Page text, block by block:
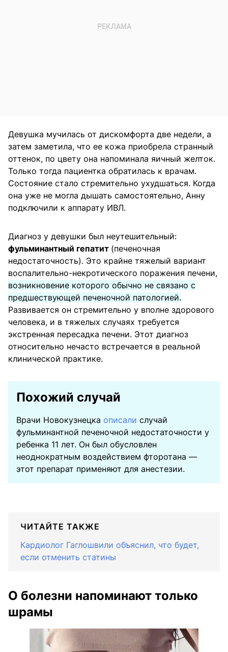
Девушка мучилась от дискомфорта две недели, а
затем заметила, что ее кожа приобрела странный
оттенок, по цвету она напоминала яичный желток.
Только тогда пациентка обратилась к врачам.
Состояние стало стремительно ухудшаться. Когда
она уже не могла дышать самостоятельно, Анну
подключили к аппарату ИВЛ.
Диагноз у девушки был неутешительный:
фульминантный гепатит (печеночная
недостаточность). Это крайне тяжелый вариант
воспалительно-некротического поражения печени,
возникновение которого обычно не связано с
предшествующей печеночной патологией.
Развивается он стремительно у вполне здорового
человека, и в тяжелых случаях требуется
экстренная пересадка печени. Этот диагноз
относительно нечасто встречается в реальной
клинической практике.
Похожий случай
Врачи Новокузнецка описали случай
фульминантной печеночной недостаточности у
ребенка 11 лет. Он был обусловлен
неоднократным воздействием фторотана —
этот препарат применяют для анестезии.
ЧИТАЙТЕ ТАКЖЕ
Кардиолог Гаглошвили объяснил, что будет,
если отменить статины
О болезни напоминают только
шрамы